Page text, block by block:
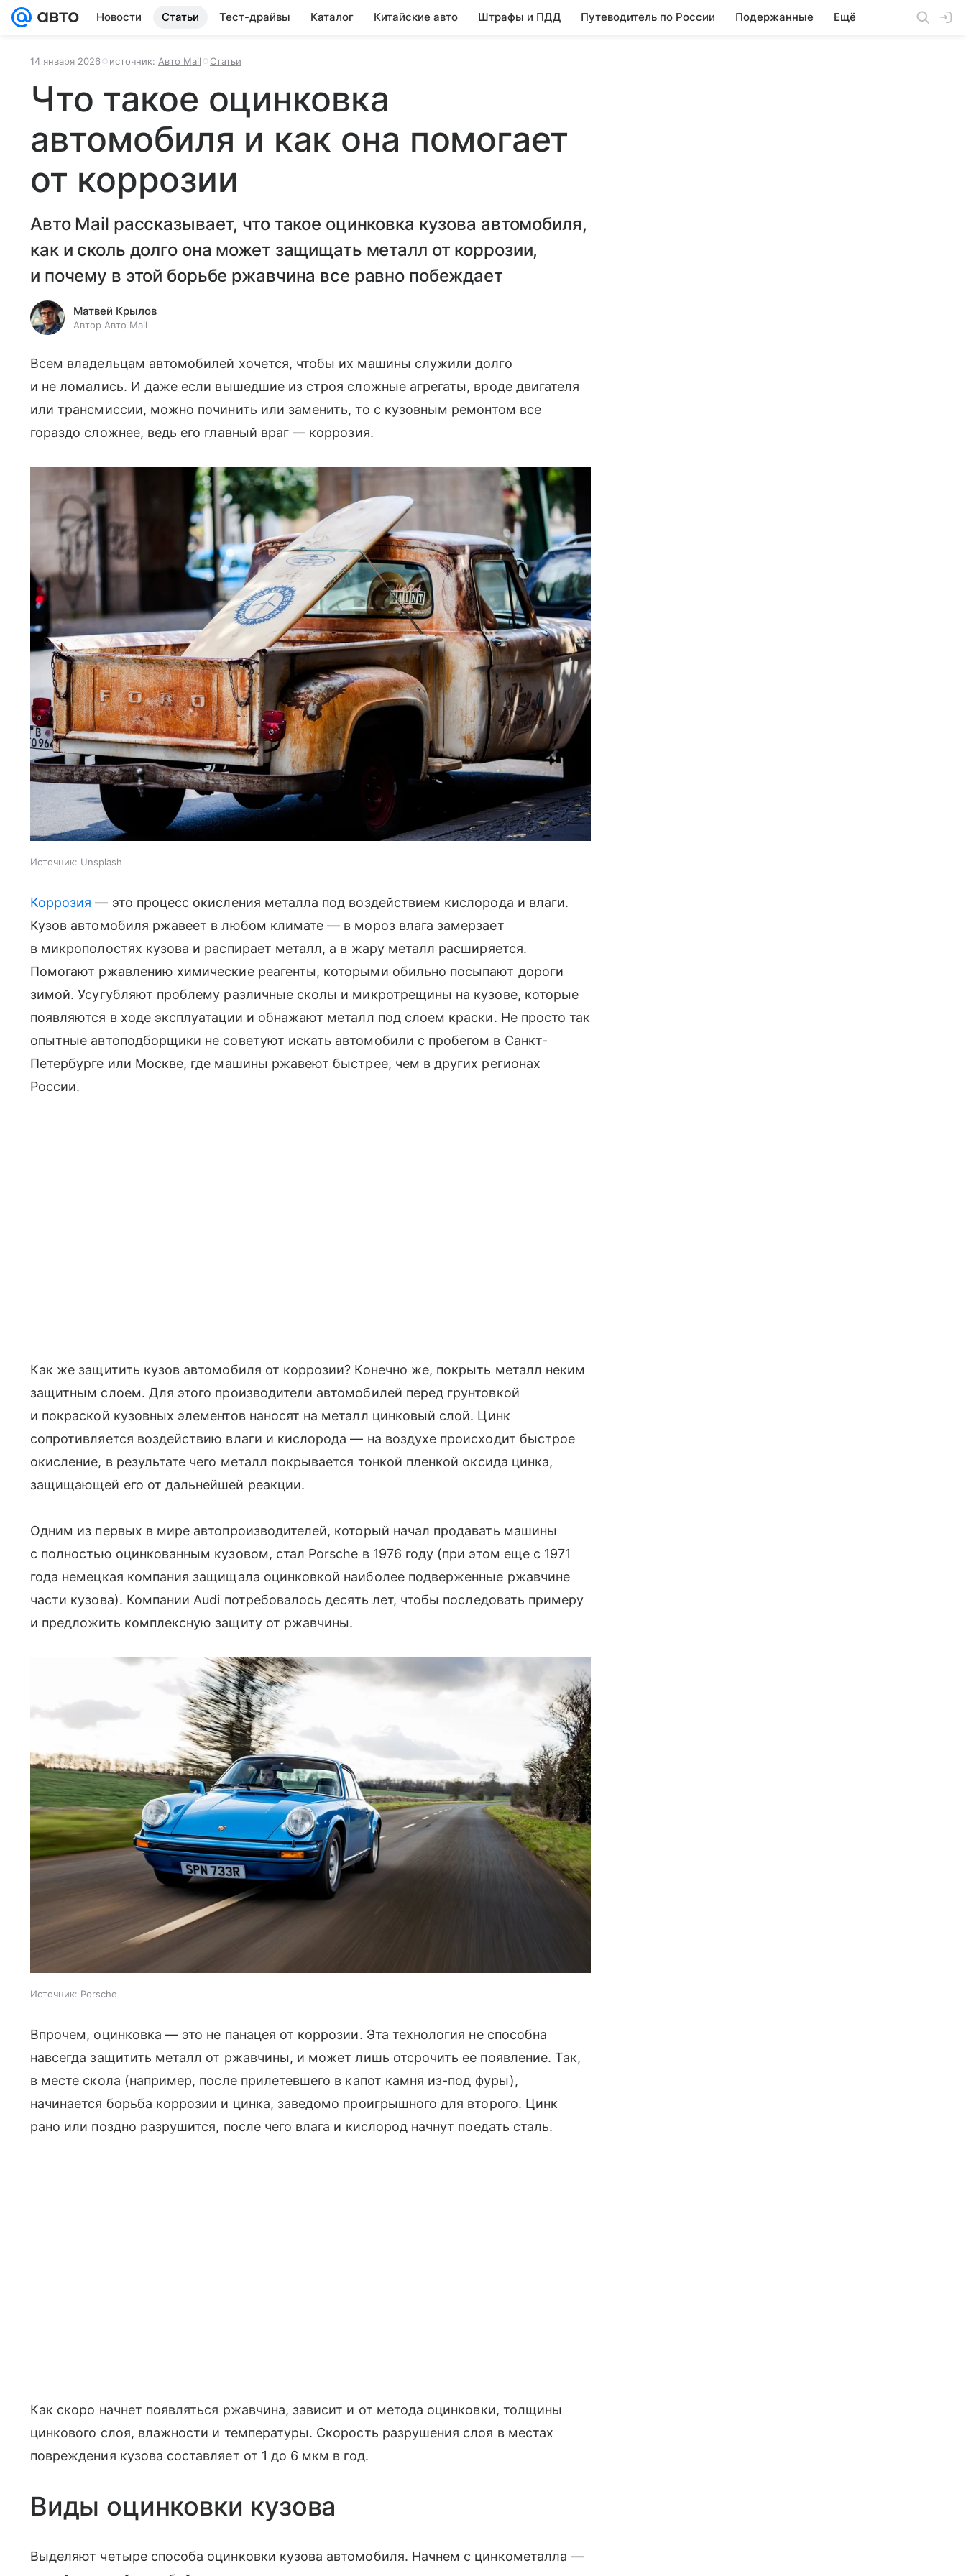
Новости Статьи Тест-драйвы Каталог Китайские авто Штрафы и ПДД Путеводитель по России Подержанные Ещё
14 января 2026 источник: Авто Mail Статьи
Что такое оцинковка
автомобиля и как она помогает
от коррозии
Авто Mail рассказывает, что такое оцинковка кузова автомобиля,
как и сколь долго она может защищать металл от коррозии,
и почему в этой борьбе ржавчина все равно побеждает
Матвей Крылов
Автор Авто Mail
Всем владельцам автомобилей хочется, чтобы их машины служили долго
и не ломались. И даже если вышедшие из строя сложные агрегаты, вроде двигателя
или трансмиссии, можно починить или заменить, то с кузовным ремонтом все
гораздо сложнее, ведь его главный враг — коррозия.
Источник: Unsplash
Коррозия — это процесс окисления металла под воздействием кислорода и влаги.
Кузов автомобиля ржавеет в любом климате — в мороз влага замерзает
в микрополостях кузова и распирает металл, а в жару металл расширяется.
Помогают ржавлению химические реагенты, которыми обильно посыпают дороги
зимой. Усугубляют проблему различные сколы и микротрещины на кузове, которые
появляются в ходе эксплуатации и обнажают металл под слоем краски. Не просто так
опытные автоподборщики не советуют искать автомобили с пробегом в Санкт-
Петербурге или Москве, где машины ржавеют быстрее, чем в других регионах
России.
Как же защитить кузов автомобиля от коррозии? Конечно же, покрыть металл неким
защитным слоем. Для этого производители автомобилей перед грунтовкой
и покраской кузовных элементов наносят на металл цинковый слой. Цинк
сопротивляется воздействию влаги и кислорода — на воздухе происходит быстрое
окисление, в результате чего металл покрывается тонкой пленкой оксида цинка,
защищающей его от дальнейшей реакции.
Одним из первых в мире автопроизводителей, который начал продавать машины
с полностью оцинкованным кузовом, стал Porsche в 1976 году (при этом еще с 1971
года немецкая компания защищала оцинковкой наиболее подверженные ржавчине
части кузова). Компании Audi потребовалось десять лет, чтобы последовать примеру
и предложить комплексную защиту от ржавчины.
Источник: Porsche
Впрочем, оцинковка — это не панацея от коррозии. Эта технология не способна
навсегда защитить металл от ржавчины, и может лишь отсрочить ее появление. Так,
в месте скола (например, после прилетевшего в капот камня из-под фуры),
начинается борьба коррозии и цинка, заведомо проигрышного для второго. Цинк
рано или поздно разрушится, после чего влага и кислород начнут поедать сталь.
Как скоро начнет появляться ржавчина, зависит и от метода оцинковки, толщины
цинкового слоя, влажности и температуры. Скорость разрушения слоя в местах
повреждения кузова составляет от 1 до 6 мкм в год.
Виды оцинковки кузова
Выделяют четыре способа оцинковки кузова автомобиля. Начнем с цинкометалла —